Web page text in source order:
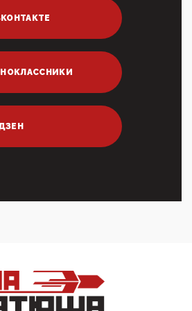
по СБП это первый шаг из
ИНН при любых
менеджменту в 15
2025 года превысило 63
Буданов вальяжно сообщил,
Киев не наносить удары по
благосклонно